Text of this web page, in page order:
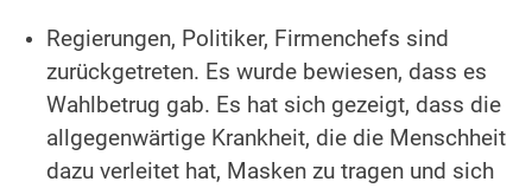
Regierungen, Politiker, Firmenchefs sind
zurückgetreten. Es wurde bewiesen, dass es
Wahlbetrug gab. Es hat sich gezeigt, dass die
allgegenwärtige Krankheit, die die Menschheit
dazu verleitet hat, Masken zu tragen und sich